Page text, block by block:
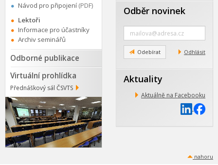
Návod pro připojení (PDF)
Lektoři
Informace pro účastníky
Archiv seminářů
Odborné publikace
Virtuální prohlídka
Přednáškový sál ČSVTS
Odběr novinek
Zadejte
mail
Odebírat Odhlásit
Aktuality
Aktuálně na Facebooku
nahoru